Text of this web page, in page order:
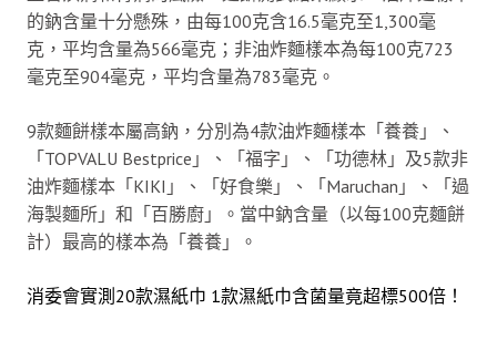
的鈉含量十分懸殊，由每100克含16.5毫克至1,300毫
克，平均含量為566毫克；非油炸麵樣本為每100克723
毫克至904毫克，平均含量為783毫克。
9款麵餅樣本屬高鈉，分別為4款油炸麵樣本「養養」、
「TOPVALU Bestprice」、「福字」、「功德林」及5款非
油炸麵樣本「KIKI」、「好食樂」、「Maruchan」、「過
海製麵所」和「百勝廚」。當中鈉含量（以每100克麵餅
計）最高的樣本為「養養」。
消委會實測20款濕紙巾 1款濕紙巾含菌量竟超標500倍！